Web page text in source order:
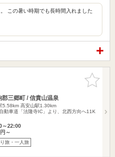
この暑い時期でも長時間入れました
お気に入
りに追加
郡三郷町 / 信貴山温泉
5.58km 高安山駅1.30km
動車道「法隆寺IC」より、北西方向へ11K
～22:00
～
旅・一人旅